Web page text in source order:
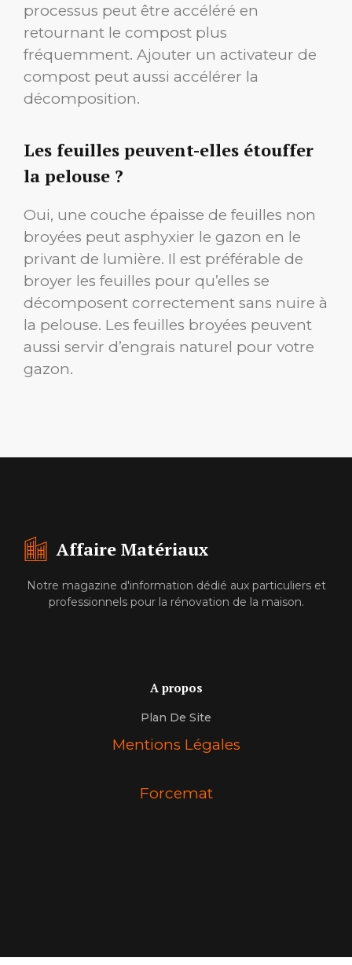
processus peut être accéléré en
retournant le compost plus
fréquemment. Ajouter un activateur de
compost peut aussi accélérer la
décomposition.
Les feuilles peuvent-elles étouffer
la pelouse ?
Oui, une couche épaisse de feuilles non
broyées peut asphyxier le gazon en le
privant de lumière. Il est préférable de
broyer les feuilles pour qu’elles se
décomposent correctement sans nuire à
la pelouse. Les feuilles broyées peuvent
aussi servir d’engrais naturel pour votre
gazon.
Affaire Matériaux
Notre magazine d'information dédié aux particuliers et
professionnels pour la rénovation de la maison.
A propos
Plan De Site
Mentions Légales
Forcemat